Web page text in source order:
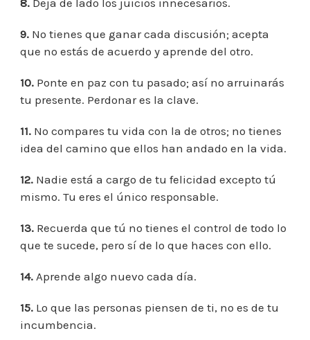
9. No tienes que ganar cada discusión; acepta
que no estás de acuerdo y aprende del otro.
10. Ponte en paz con tu pasado; así no arruinarás
tu presente. Perdonar es la clave.
11. No compares tu vida con la de otros; no tienes
idea del camino que ellos han andado en la vida.
12. Nadie está a cargo de tu felicidad excepto tú
mismo. Tu eres el único responsable.
13. Recuerda que tú no tienes el control de todo lo
que te sucede, pero sí de lo que haces con ello.
14. Aprende algo nuevo cada día.
15. Lo que las personas piensen de ti, no es de tu
incumbencia.